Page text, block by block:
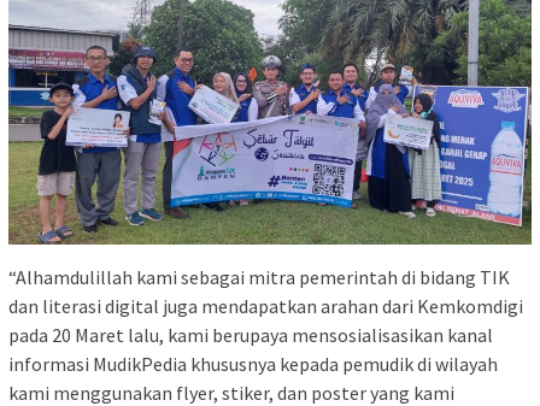
“Alhamdulillah kami sebagai mitra pemerintah di bidang TIK
dan literasi digital juga mendapatkan arahan dari Kemkomdigi
pada 20 Maret lalu, kami berupaya mensosialisasikan kanal
informasi MudikPedia khususnya kepada pemudik di wilayah
kami menggunakan flyer, stiker, dan poster yang kami